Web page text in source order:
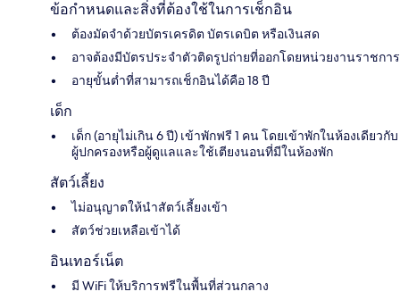
ข้อกำหนดและสิ่งที่ต้องใช้ในการเช็กอิน
ต้องมัดจำด้วยบัตรเครดิต บัตรเดบิต หรือเงินสด
อาจต้องมีบัตรประจำตัวติดรูปถ่ายที่ออกโดยหน่วยงานราชการ
อายุขั้นต่ำที่สามารถเช็กอินได้คือ 18 ปี
เด็ก
เด็ก (อายุไม่เกิน 6 ปี) เข้าพักฟรี 1 คน โดยเข้าพักในห้องเดียวกับ
ผู้ปกครองหรือผู้ดูแลและใช้เตียงนอนที่มีในห้องพัก
สัตว์เลี้ยง
ไม่อนุญาตให้นำสัตว์เลี้ยงเข้า
สัตว์ช่วยเหลือเข้าได้
อินเทอร์เน็ต
มี WiFi ให้บริการฟรีในพื้นที่ส่วนกลาง